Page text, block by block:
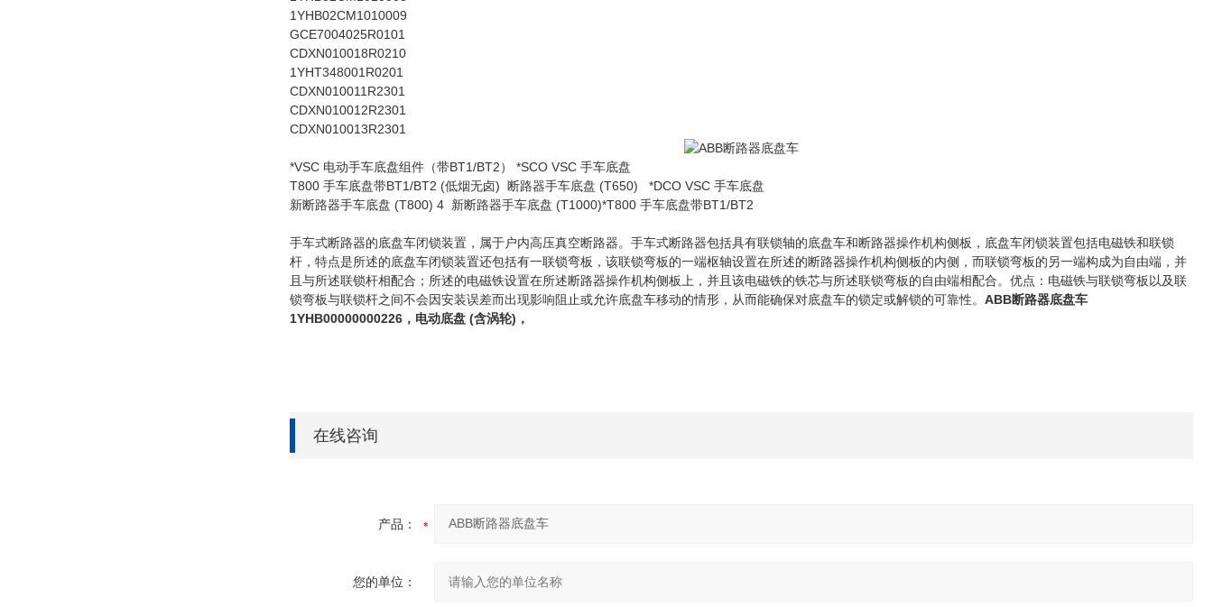
1YHB02CM1010009
GCE7004025R0101
CDXN010018R0210
1YHT348001R0201
CDXN010011R2301
CDXN010012R2301
CDXN010013R2301
*VSC 电动手车底盘组件（带BT1/BT2） *SCO VSC 手车底盘
T800 手车底盘带BT1/BT2 (低烟无卤) 断路器手车底盘 (T650) *DCO VSC 手车底盘
新断路器手车底盘 (T800) 4 新断路器手车底盘 (T1000)*T800 手车底盘带BT1/BT2
手车式断路器的底盘车闭锁装置，属于户内高压真空断路器。手车式断路器包括具有联锁轴的底盘车和断路器操作机构侧板，底盘车闭锁装置包括电磁铁和联锁
杆，特点是所述的底盘车闭锁装置还包括有一联锁弯板，该联锁弯板的一端枢轴设置在所述的断路器操作机构侧板的内侧，而联锁弯板的另一端构成为自由端，并
且与所述联锁杆相配合；所述的电磁铁设置在所述断路器操作机构侧板上，并且该电磁铁的铁芯与所述联锁弯板的自由端相配合。优点：电磁铁与联锁弯板以及联
锁弯板与联锁杆之间不会因安装误差而出现影响阻止或允许底盘车移动的情形，从而能确保对底盘车的锁定或解锁的可靠性。 ABB断路器底盘车
1YHB00000000226，电动底盘 (含涡轮)，
在线咨询
产品：
您的单位：